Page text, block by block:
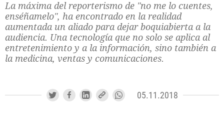
La máxima del reporterismo de "no me lo cuentes,
enséñamelo", ha encontrado en la realidad
aumentada un aliado para dejar boquiabierta a la
audiencia. Una tecnología que no solo se aplica al
entretenimiento y a la información, sino también a
la medicina, ventas y comunicaciones.
05.11.2018